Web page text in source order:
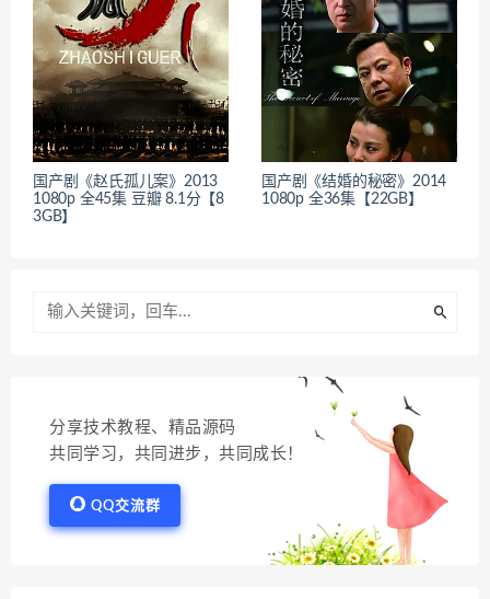
国产剧《赵氏孤儿案》2013
1080p 全45集 豆瓣 8.1分【8
3GB】
国产剧《结婚的秘密》2014
1080p 全36集【22GB】
分享技术教程、精品源码
共同学习，共同进步，共同成长！
QQ交流群